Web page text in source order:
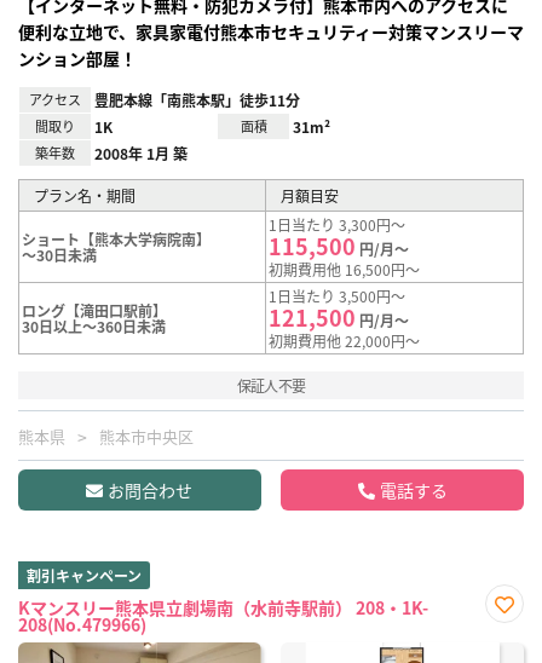
便利な立地で、家具家電付熊本市セキュリティー対策マンスリーマ
ンション部屋！
アクセス 豊肥本線「南熊本駅」徒歩11分
間取り 1K 面積 31m²
築年数 2008年 1月 築
プラン名・期間 月額目安
ショート【熊本大学病院南】
～30日未満
1日当たり 3,300円～
115,500 円/月～
初期費用他 16,500円～
ロング【滝田口駅前】
30日以上～360日未満
1日当たり 3,500円～
121,500 円/月～
初期費用他 22,000円～
保証人不要
熊本県 熊本市中央区
お問合わせ 電話する
割引キャンペーン
Kマンスリー熊本県立劇場南（水前寺駅前） 208・1K-
208(No.479966)
に入